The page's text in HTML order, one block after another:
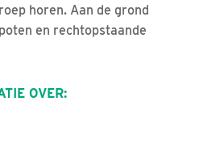
horen. Aan de grond
en rechtopstaande
OVER: